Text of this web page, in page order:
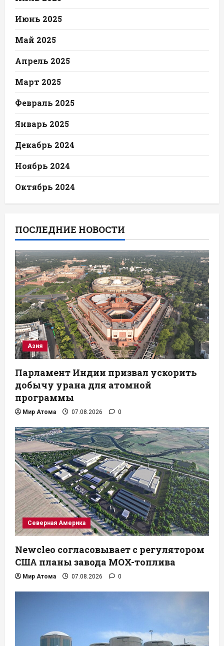
Июнь 2025
Май 2025
Апрель 2025
Март 2025
Февраль 2025
Январь 2025
Декабрь 2024
Ноябрь 2024
Октябрь 2024
ПОСЛЕДНИЕ НОВОСТИ
Азия
Парламент Индии призвал ускорить
добычу урана для атомной
программы
Мир Атома 07.08.2026 0
Северная Америка
Newcleo согласовывает с регулятором
США планы завода MOX-топлива
Мир Атома 07.08.2026 0